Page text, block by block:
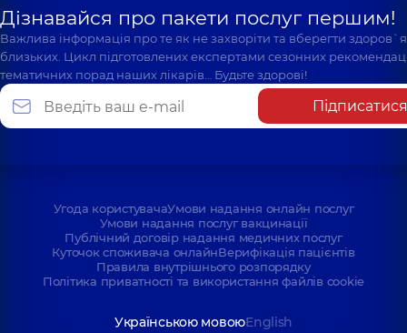
Дізнавайся про пакети послуг першим!
Важлива інформація про те як не захворіти та вберегти
близьких. Цикл підготовлених експертами сезонних
тематичних порад наших лікарів… Будьте здорові!
Підписатися
Угода користувачаУмови надання онлайн послуг
Умови надання послуг вакцинації
Публічний договір надання медичних послуг
Куточок споживача онлайнВерифікація пацієнтів
Правила внутрішнього розпорядку
Політика приватності та використання файлів cookie
Українською мовоюEnglish